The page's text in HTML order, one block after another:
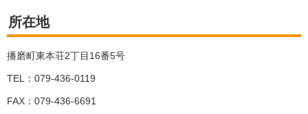
所在地
播磨町東本荘2丁目16番5号
TEL：079-436-0119
FAX：079-436-6691